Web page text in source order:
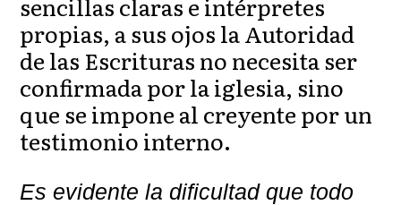
sencillas claras e intérpretes
propias, a sus ojos la Autoridad
de las Escrituras no necesita ser
confirmada por la iglesia, sino
que se impone al creyente por un
testimonio interno.
Es evidente la dificultad que todo